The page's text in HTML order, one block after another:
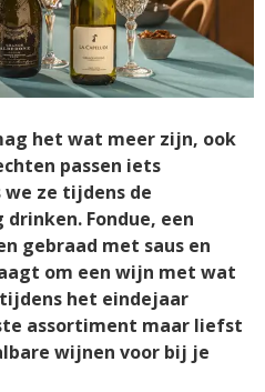
het wat meer zijn, ook
passen iets
ze tijdens de
Fondue, een
gebraad met saus en
om een wijn met wat
het eindejaar
assortiment maar liefst
wijnen voor bij je